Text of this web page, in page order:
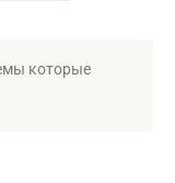
которые